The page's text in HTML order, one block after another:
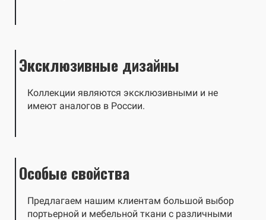
Эксклюзивные дизайны
Коллекции являются эксклюзивными и не
имеют аналогов в России.
Особые свойства
Предлагаем нашим клиентам большой выбор
портьерной и мебельной ткани с различными